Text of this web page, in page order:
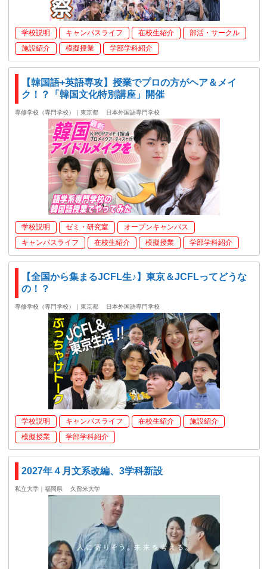
学校説明 キャンパスライフ 在校生紹介
部活・サークル
施設紹介
模擬授業 学部学科紹介
【韓国語+英語専攻】授業でプロの方がヘア＆メイ
ク！？「韓国文化特別講座」開催
専修学校（専門学校）｜東京都 日本外国語専門学校
学校説明 ゼミ・研究室
オープンキャンパス
キャンパスライフ
在校生紹介 模擬授業 学部学科紹介
【全国から集まるJCFL生♪】東京＆JCFLってどうな
の！？
専修学校（専門学校）｜東京都 日本外国語専門学校
学校説明 キャンパスライフ 在校生紹介
施設紹介
模擬授業
学部学科紹介
2027年４月文系改編、3学科新設
私立大学｜福岡県 久留米大学